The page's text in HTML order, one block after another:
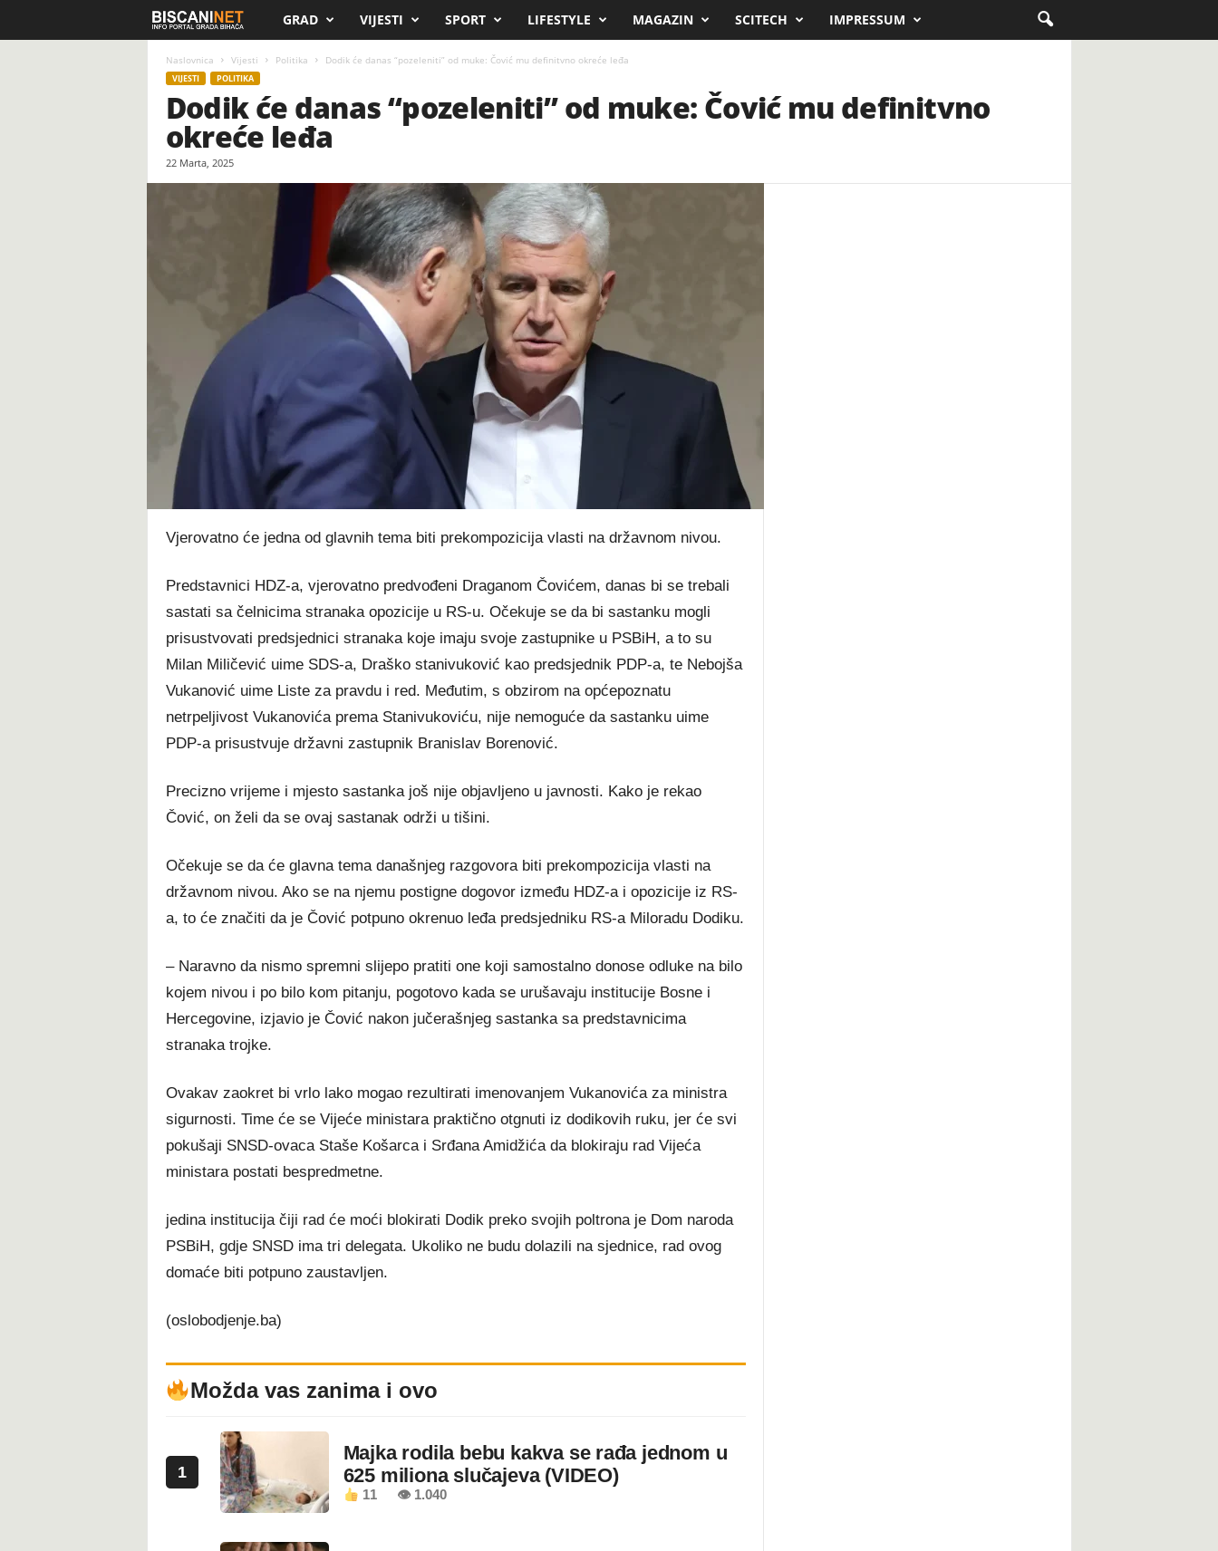
i
s
GRAD VIJESTI SPORT LIFESTYLE MAGAZIN SCITECH IMPRESSUM
Naslovnica Vijesti Politika Dodik će danas “pozeleniti” od muke: Čović mu definitvno okreće leđa
VIJESTI POLITIKA
Dodik će danas “pozeleniti” od muke: Čović mu definitvno
okreće leđa
22 Marta, 2025
Vjerovatno će jedna od glavnih tema biti prekompozicija vlasti na državnom nivou.
Predstavnici HDZ-a, vjerovatno predvođeni Draganom Čovićem, danas bi se trebali
sastati sa čelnicima stranaka opozicije u RS-u. Očekuje se da bi sastanku mogli
prisustvovati predsjednici stranaka koje imaju svoje zastupnike u PSBiH, a to su
Milan Miličević uime SDS-a, Draško stanivuković kao predsjednik PDP-a, te Nebojša
Vukanović uime Liste za pravdu i red. Međutim, s obzirom na općepoznatu
netrpeljivost Vukanovića prema Stanivukoviću, nije nemoguće da sastanku uime
PDP-a prisustvuje državni zastupnik Branislav Borenović.
Precizno vrijeme i mjesto sastanka još nije objavljeno u javnosti. Kako je rekao
Čović, on želi da se ovaj sastanak održi u tišini.
Očekuje se da će glavna tema današnjeg razgovora biti prekompozicija vlasti na
državnom nivou. Ako se na njemu postigne dogovor između HDZ-a i opozicije iz RS-
a, to će značiti da je Čović potpuno okrenuo leđa predsjedniku RS-a Miloradu Dodiku.
– Naravno da nismo spremni slijepo pratiti one koji samostalno donose odluke na bilo
kojem nivou i po bilo kom pitanju, pogotovo kada se urušavaju institucije Bosne i
Hercegovine, izjavio je Čović nakon jučerašnjeg sastanka sa predstavnicima
stranaka trojke.
Ovakav zaokret bi vrlo lako mogao rezultirati imenovanjem Vukanovića za ministra
sigurnosti. Time će se Vijeće ministara praktično otgnuti iz dodikovih ruku, jer će svi
pokušaji SNSD-ovaca Staše Košarca i Srđana Amidžića da blokiraju rad Vijeća
ministara postati bespredmetne.
jedina institucija čiji rad će moći blokirati Dodik preko svojih poltrona je Dom naroda
PSBiH, gdje SNSD ima tri delegata. Ukoliko ne budu dolazili na sjednice, rad ovog
domaće biti potpuno zaustavljen.
(oslobodjenje.ba)
Možda vas zanima i ovo
1
Majka rodila bebu kakva se rađa jednom u
625 miliona slučajeva (VIDEO)
11 👁 1.040